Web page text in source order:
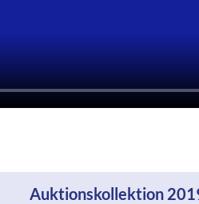
Auktionskollektion